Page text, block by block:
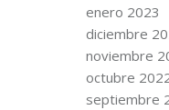
enero 2023
diciembre
noviembre
octubre
septiembre